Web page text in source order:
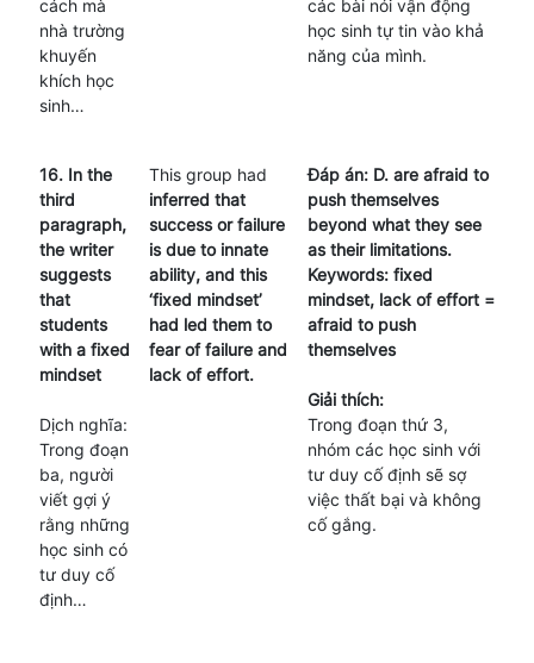
cách mà
nhà trường
khuyến
khích học
sinh…
các bài nói vận động
học sinh tự tin vào khả
năng của mình.
16. In the
third
paragraph,
the writer
suggests
that
students
with a fixed
mindset
Dịch nghĩa:
Trong đoạn
ba, người
viết gợi ý
rằng những
học sinh có
tư duy cố
định…
This group had
inferred that
success or failure
is due to innate
ability, and this
‘fixed mindset’
had led them to
fear of failure and
lack of effort.
Đáp án: D. are afraid to
push themselves
beyond what they see
as their limitations.
Keywords: fixed
mindset, lack of effort =
afraid to push
themselves
Giải thích:
Trong đoạn thứ 3,
nhóm các học sinh với
tư duy cố định sẽ sợ
việc thất bại và không
cố gắng.